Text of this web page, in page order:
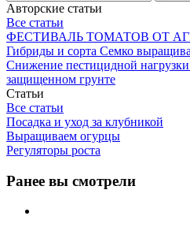
Авторские статьи
Все статьи
ФЕСТИВАЛЬ ТОМАТОВ ОТ
Гибриды и сорта Семко
Снижение пестицидной
защищенном грунте
Статьи
Все статьи
Посадка и уход за клубникой
Выращиваем огурцы
Регуляторы роста
Ранее вы смотрели